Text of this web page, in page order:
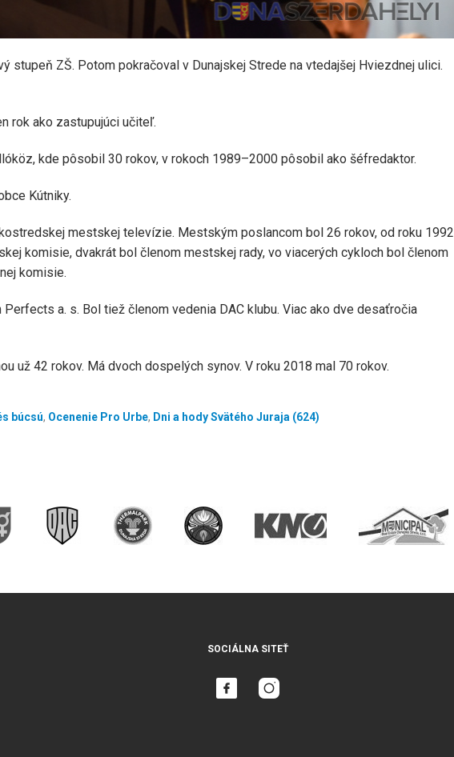
stupeň ZŠ. Potom pokračoval v Dunajskej Strede na vtedajšej Hviezdnej ulici.
rok ako zastupujúci učiteľ.
kde pôsobil 30 rokov, v rokoch 1989–2000 pôsobil ako šéfredaktor.
Kútniky.
mestskej televízie. Mestským poslancom bol 26 rokov, od roku 1992
komisie, dvakrát bol členom mestskej rady, vo viacerých cykloch bol členom
komisie.
a. s. Bol tiež členom vedenia DAC klubu. Viac ako dve desaťročia
už 42 rokov. Má dvoch dospelých synov. V roku 2018 mal 70 rokov.
búcsú, Ocenenie Pro Urbe, Dni a hody Svätého Juraja (624)
SOCIÁLNA SITEŤ